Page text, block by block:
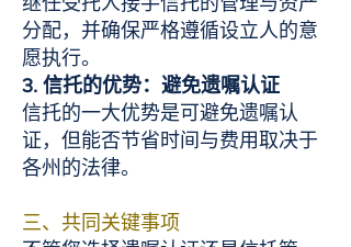
分配，并确保严格遵循设立人的意
愿执行。
3. 信托的优势：避免遗嘱认证
信托的一大优势是可避免遗嘱认
证，但能否节省时间与费用取决于
各州的法律。
三、共同关键事项